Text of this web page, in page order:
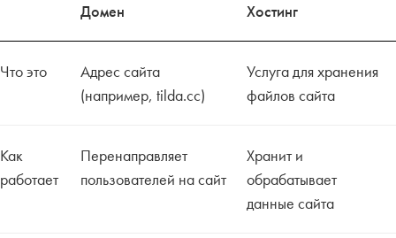
Домен Хостинг
Что это
Адрес сайта
(например, tilda.cc)
Услуга для хранения
файлов сайта
Как
работает
Перенаправляет
пользователей на сайт
Хранит и
обрабатывает
данные сайта